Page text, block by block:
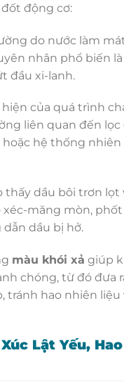
động cơ:
do nước làm
nhân phổ biến là
đầu xi-lanh.
hiện của quá trình
liên quan đến lọc
hệ thống
thấy dầu bôi trơn lọt
măng mòn,
dầu bị hở.
màu khói xả giúp
chóng, từ đó đưa
tránh hao nhiên liệu
Lật Yếu,